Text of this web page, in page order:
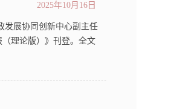
2025年10月16日
发展协同创新中心副主任
理论版）》刊登。全文